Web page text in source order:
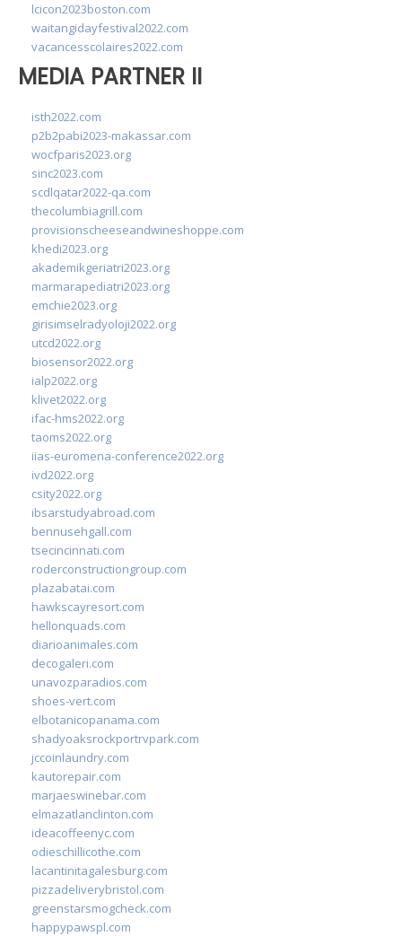
lcicon2023boston.com
waitangidayfestival2022.com
vacancesscolaires2022.com
MEDIA PARTNER II
isth2022.com
p2b2pabi2023-makassar.com
wocfparis2023.org
sinc2023.com
scdlqatar2022-qa.com
thecolumbiagrill.com
provisionscheeseandwineshoppe.com
khedi2023.org
akademikgeriatri2023.org
marmarapediatri2023.org
emchie2023.org
girisimselradyoloji2022.org
utcd2022.org
biosensor2022.org
ialp2022.org
klivet2022.org
ifac-hms2022.org
taoms2022.org
iias-euromena-conference2022.org
ivd2022.org
csity2022.org
ibsarstudyabroad.com
bennusehgall.com
tsecincinnati.com
roderconstructiongroup.com
plazabatai.com
hawkscayresort.com
hellonquads.com
diarioanimales.com
decogaleri.com
unavozparadios.com
shoes-vert.com
elbotanicopanama.com
shadyoaksrockportrvpark.com
jccoinlaundry.com
kautorepair.com
marjaeswinebar.com
elmazatlanclinton.com
ideacoffeenyc.com
odieschillicothe.com
lacantinitagalesburg.com
pizzadeliverybristol.com
greenstarsmogcheck.com
happypawspl.com